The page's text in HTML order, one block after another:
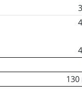
130